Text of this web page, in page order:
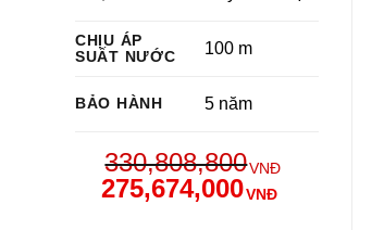
CHỊU ÁP
SUẤT NƯỚC
100 m
BẢO HÀNH 5 năm
330,808,800VNĐ
275,674,000VNĐ